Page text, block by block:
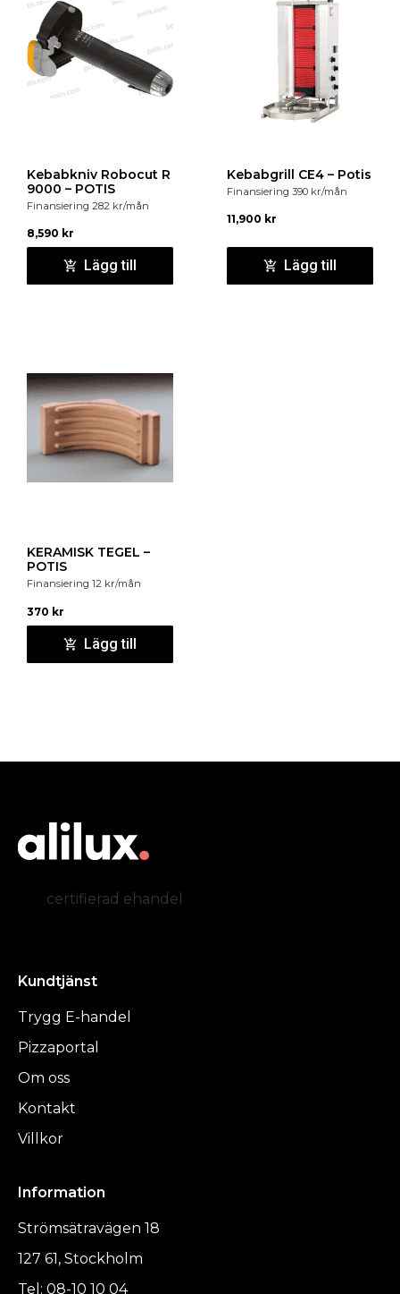
Kebabkniv Robocut R
9000 – POTIS
Finansiering 282 kr/mån
8,590 kr
Lägg till
Kebabgrill CE4 – Potis
Finansiering 390 kr/mån
11,900 kr
Lägg till
KERAMISK TEGEL –
POTIS
Finansiering 12 kr/mån
370 kr
Lägg till
certifierad ehandel
Kundtjänst
Trygg E-handel
Pizzaportal
Om oss
Kontakt
Villkor
Information
Strömsätravägen 18
127 61, Stockholm
Tel: 08-10 10 04